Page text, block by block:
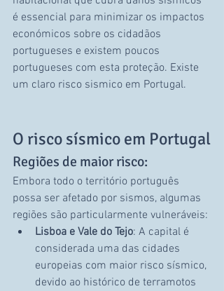
é essencial para minimizar os impactos
económicos sobre os cidadãos
portugueses e existem poucos
portugueses com esta proteção. Existe
um claro risco sismico em Portugal.
O risco sísmico em Portugal
Regiões de maior risco:
Embora todo o território português
possa ser afetado por sismos, algumas
regiões são particularmente vulneráveis:
Lisboa e Vale do Tejo: A capital é
considerada uma das cidades
europeias com maior risco sísmico,
devido ao histórico de terramotos